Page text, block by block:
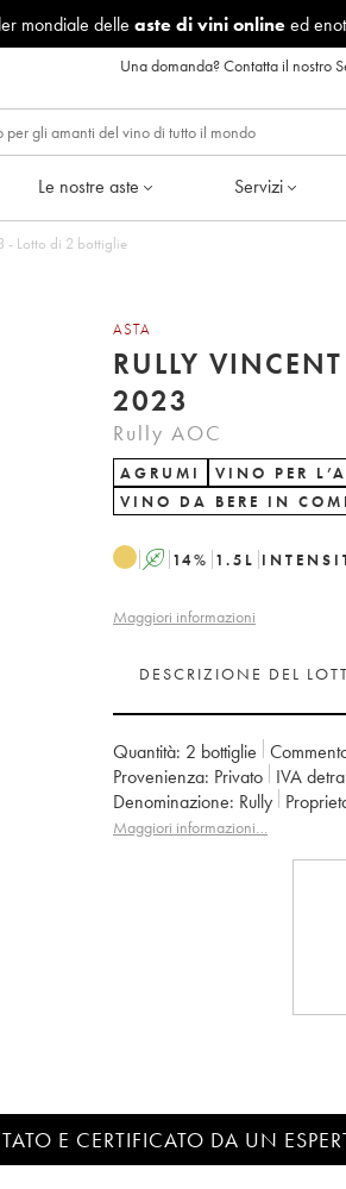
mondiale delle aste di vini onlineed
Una domanda?Contatta il nostro
Le nostre aste Servizi
Dureuil-Janthial 2023 - Lotto di 2 bottiglie
ASTA
RULLY
2023
Rully AOC
AGRUMI
VINO PER
VINO DA BERE IN
A 14% 1.5 L
Maggiori informazioni
DESCRIZIONE DEL
Quantità: 2 bottiglie
Provenienza:
privato IVA
Denominazione:
Rully
Maggiori informazioni…
E CERTIFICATO DA UN